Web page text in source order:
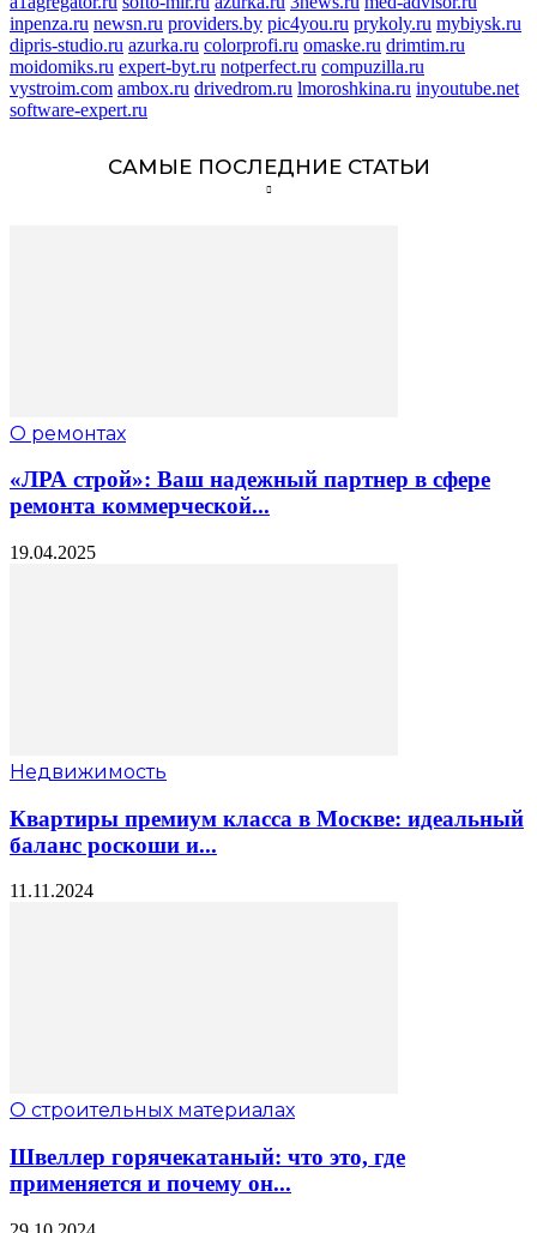
inpenza.ru newsn.ru providers.by pic4you.ru prykoly.ru mybiysk.ru
dipris-studio.ru azurka.ru colorprofi.ru omaske.ru drimtim.ru
moidomiks.ru expert-byt.ru notperfect.ru compuzilla.ru
vystroim.com ambox.ru drivedrom.ru lmoroshkina.ru inyoutube.net
software-expert.ru
САМЫЕ ПОСЛЕДНИЕ СТАТЬИ
О ремонтах
«ЛРА строй»: Ваш надежный партнер в сфере
ремонта коммерческой...
19.04.2025
Недвижимость
Квартиры премиум класса в Москве: идеальный
баланс роскоши и...
11.11.2024
О строительных материалах
Швеллер горячекатаный: что это, где
применяется и почему он...